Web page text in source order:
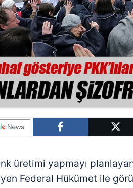
üretimi yapmayı
Federal Hükümet ile